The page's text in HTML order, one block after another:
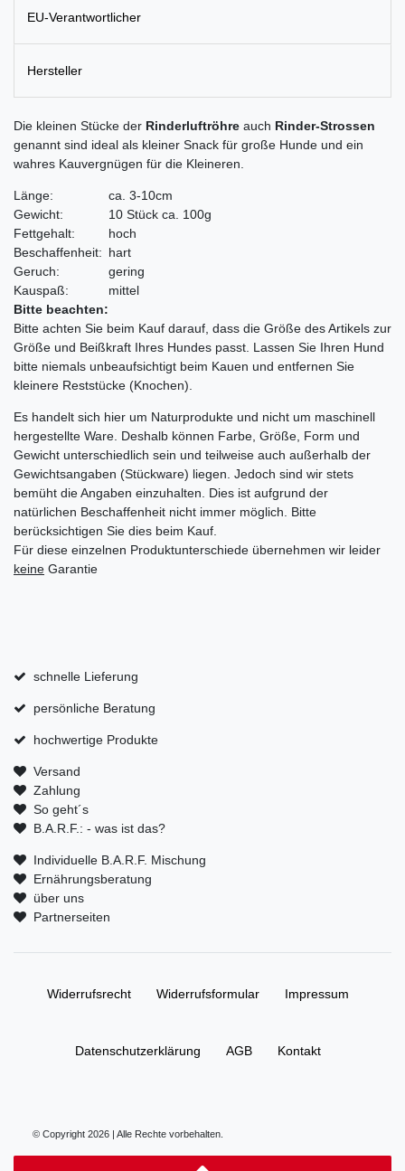
EU-Verantwortlicher
Hersteller
Die kleinen Stücke der Rinderluftröhre auch Rinder-Strossen
genannt sind ideal als kleiner Snack für große Hunde und ein
wahres Kauvergnügen für die Kleineren.
Länge:
ca. 3-10cm
Gewicht:
10 Stück ca. 100g
Fettgehalt:
hoch
Beschaffenheit: hart
Geruch:
gering
Kauspaß:
mittel
Bitte beachten:
Bitte achten Sie beim Kauf darauf, dass die Größe des Artikels zur
Größe und Beißkraft Ihres Hundes passt. Lassen Sie Ihren Hund
bitte niemals unbeaufsichtigt beim Kauen und entfernen Sie
kleinere Reststücke (Knochen).
Es handelt sich hier um Naturprodukte und nicht um maschinell
hergestellte Ware. Deshalb können Farbe, Größe, Form und
Gewicht unterschiedlich sein und teilweise auch außerhalb der
Gewichtsangaben (Stückware) liegen. Jedoch sind wir stets
bemüht die Angaben einzuhalten. Dies ist aufgrund der
natürlichen Beschaffenheit nicht immer möglich. Bitte
berücksichtigen Sie dies beim Kauf.
Für diese einzelnen Produktunterschiede übernehmen wir leider
keine Garantie
schnelle Lieferung
persönliche Beratung
hochwertige Produkte
Versand
Zahlung
So geht´s
B.A.R.F.: - was ist das?
Individuelle B.A.R.F. Mischung
Ernährungsberatung
über uns
Partnerseiten
Widerrufs­recht Widerrufs­formular Impressum
Daten­schutz­erklärung AGB Kontakt
© Copyright 2026 | Alle Rechte vorbehalten.